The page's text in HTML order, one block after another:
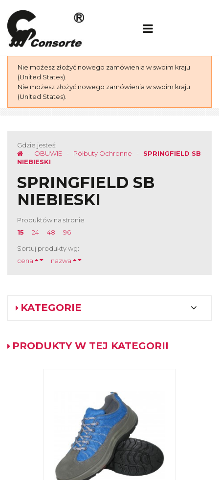
Nie możesz złożyć nowego zamówienia w swoim kraju
(United States).
Nie możesz złożyć nowego zamówienia w swoim kraju
(United States).
Gdzie jesteś:
OBUWIE
Półbuty Ochronne
SPRINGFIELD SB
NIEBIESKI
SPRINGFIELD SB
NIEBIESKI
Produktów na stronie
15
24 48 96
Sortuj produkty wg:
cena
nazwa
KATEGORIE
PRODUKTY W TEJ KATEGORII